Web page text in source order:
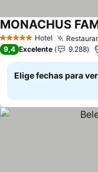
5 Estrellas Hotel
MONACHUS
9,4 Excelente 9.288
Elige fechas para